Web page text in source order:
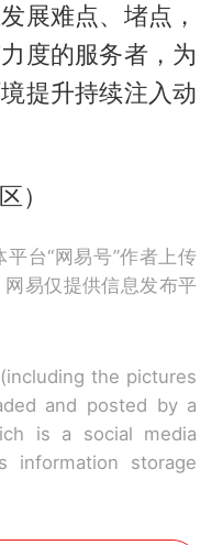
展难点、堵点，
度的服务者，为
提升持续注入动
）
台“网易号”作者上传
易仅提供信息发布平
the pictures
and posted by a
is a social media
information storage